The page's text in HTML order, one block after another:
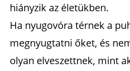
hiányzik az életükben.
Ha nyugovóra térnek a
megnyugtatni őket, és
olyan elveszettnek, mint